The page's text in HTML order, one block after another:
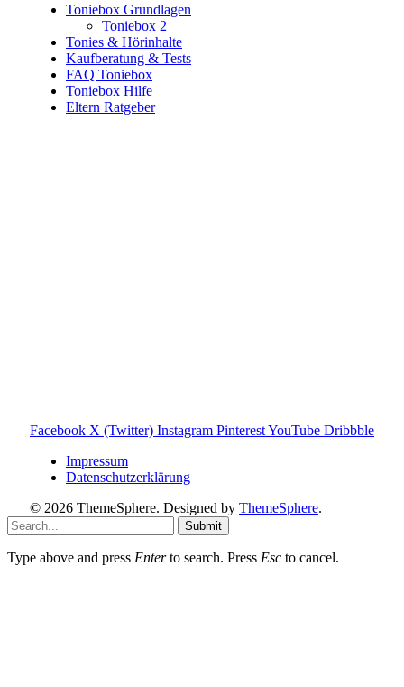
Toniebox Grundlagen
Toniebox 2
Tonies & Hörinhalte
Kaufberatung & Tests
FAQ Toniebox
Toniebox Hilfe
Eltern Ratgeber
Facebook X (Twitter) Instagram PinterestYouTube Dribbble
Impressum
Datenschutzerklärung
© 2026 ThemeSphere. Designed by ThemeSphere.
Submit
Type above and press Enterto search. Press Esc to cancel.